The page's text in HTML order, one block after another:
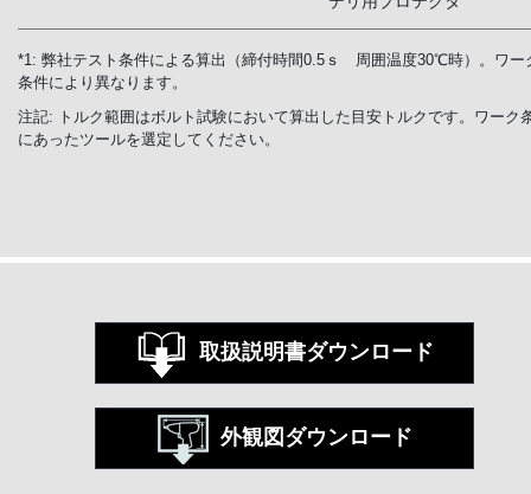
*1: 弊社テスト条件による算出（締付時間0.5ｓ 周囲温度30℃時）。ワー
条件により異なります。
注記: トルク範囲はボルト試験において算出した目安トルクです。ワーク
にあったツールを選定してください。
取扱説明書ダウンロード
外観図ダウンロード